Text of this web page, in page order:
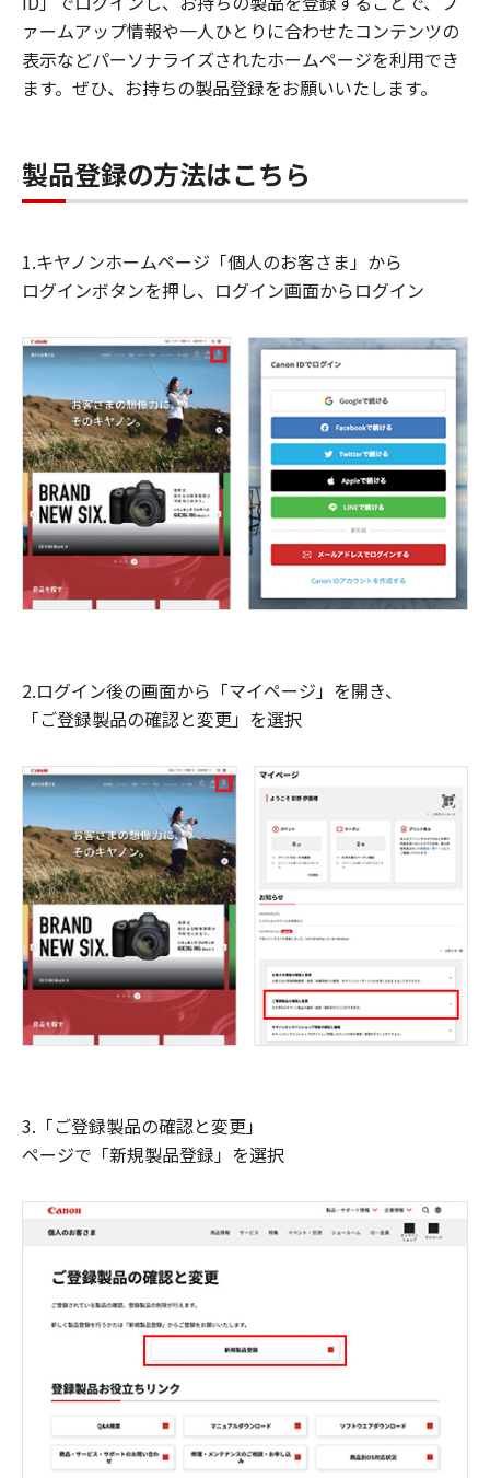
ァームアップ情報や一人ひとりに合わせたコンテンツの
表示などパーソナライズされたホームページを利用でき
ます。ぜひ、お持ちの製品登録をお願いいたします。
製品登録の方法はこちら
1.キヤノンホームページ「個人のお客さま」から
ログインボタンを押し、ログイン画面からログイン
2.ログイン後の画面から「マイページ」を開き、
「ご登録製品の確認と変更」を選択
3.「ご登録製品の確認と変更」
ページで「新規製品登録」を選択